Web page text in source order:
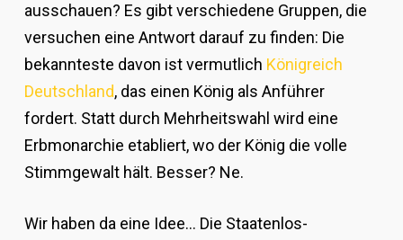
ausschauen? Es gibt verschiedene Gruppen, die
versuchen eine Antwort darauf zu finden: Die
bekannteste davon ist vermutlich Königreich
Deutschland, das einen König als Anführer
fordert. Statt durch Mehrheitswahl wird eine
Erbmonarchie etabliert, wo der König die volle
Stimmgewalt hält. Besser? Ne.
Wir haben da eine Idee… Die Staatenlos-